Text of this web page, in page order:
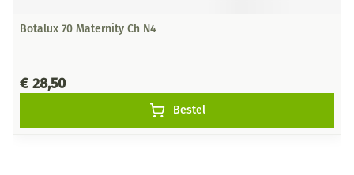
Botalux 70 Maternity Ch N4
€ 28,50
Bestel